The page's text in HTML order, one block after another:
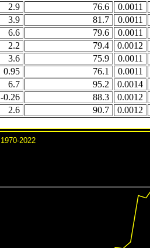
2.9 76.6 0.0011
3.9 81.7 0.0011
6.6 79.6 0.0011
2.2 79.4 0.0012
3.6 75.9 0.0011
0.95 76.1 0.0011
6.7 95.2 0.0014
-0.26 88.3 0.0012
2.6 90.7 0.0012